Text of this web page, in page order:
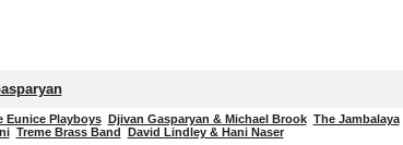
Eunice Playboys Djivan Gasparyan & Michael Brook The Jambalaya
Treme Brass Band David Lindley & Hani Naser